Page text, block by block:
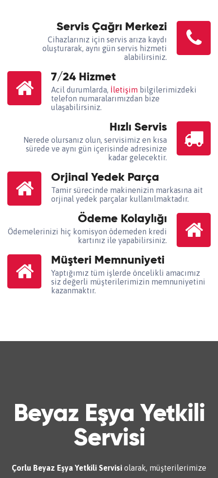
Servis Çağrı Merkezi
Cihazlarınız için servis arıza kaydı
oluşturarak, aynı gün servis hizmeti
alabilirsiniz.
7/24 Hizmet
Acil durumlarda, İletişim bilgilerimizdeki
telefon numaralarımızdan bize
ulaşabilirsiniz.
Hızlı Servis
Nerede olursanız olun, servisimiz en kısa
sürede ve aynı gün içerisinde adresinize
kadar gelecektir.
Orjinal Yedek Parça
Tamir sürecinde makinenizin markasına ait
orjinal yedek parçalar kullanılmaktadır.
Ödeme Kolaylığı
Ödemelerinizi hiç komisyon ödemeden kredi
kartınız ile yapabilirsiniz.
Müşteri Memnuniyeti
Yaptığımız tüm işlerde öncelikli amacımız
siz değerli müşterilerimizin memnuniyetini
kazanmaktır.
Beyaz Eşya Yetkili
Servisi
Çorlu Beyaz Eşya Yetkili Servisi olarak, müşterilerimize